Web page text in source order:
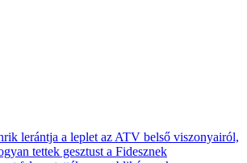
lerántja a leplet az ATV belső viszonyairól,
tettek gesztust a Fidesznek